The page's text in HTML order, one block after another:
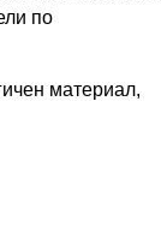
по
материал,